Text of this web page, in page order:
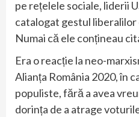
pe rețelele sociale, liderii
catalogat gestul
Numai că ele conțineau
Era o reacție la neo-
Alianța România 2020, în
populiste, fără a avea
dorința de a atrage